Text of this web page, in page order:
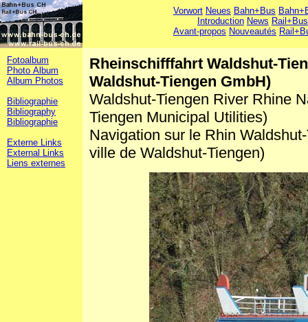
Vorwort Neues Bahn+Bus
Introduction News Rail+Bus
Avant-propos Nouveautés
Fotoalbum
Photo Album
Album Photos
Bibliographie
Bibliography
Bibliographie
Externe Links
External Links
Liens externes
Rheinschifffahrt Waldshut-
Waldshut-Tiengen GmbH)
Waldshut-Tiengen River Rhine
Tiengen Municipal Utilities)
Navigation sur le Rhin
ville de Waldshut-Tiengen)